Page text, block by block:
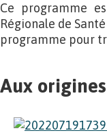
Ce programme
Régionale de
programme pour
Aux